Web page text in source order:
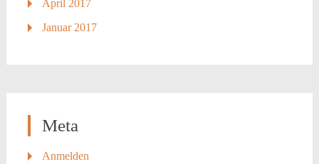
April 2017
Januar 2017
Meta
Anmelden